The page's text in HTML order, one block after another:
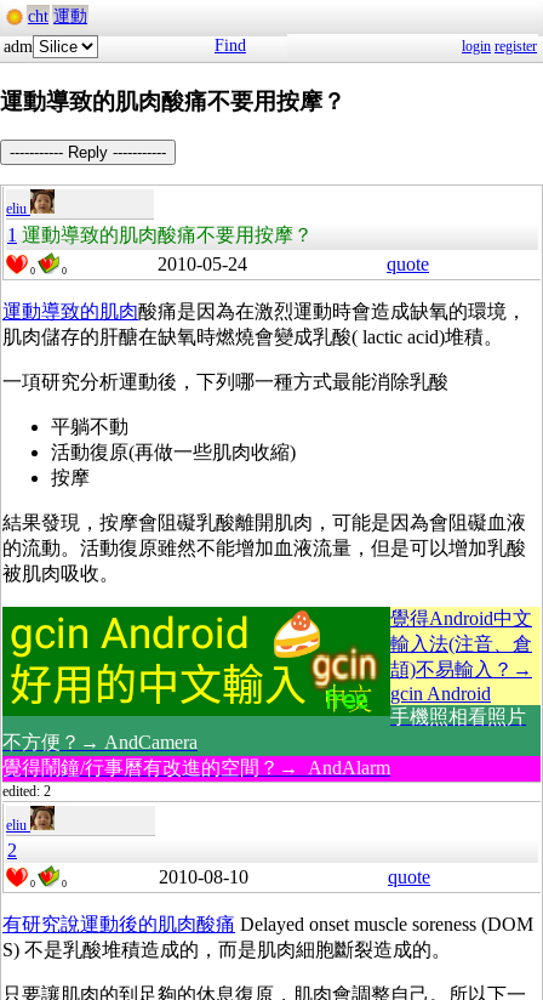
cht 運動
adm
Find login register
運動導致的肌肉酸痛不要用按摩？
----------- Reply -----------
eliu
1 運動導致的肌肉酸痛不要用按摩？
0 0 2010-05-24 quote
運動導致的肌肉酸痛是因為在激烈運動時會造成缺氧的環境，
肌肉儲存的肝醣在缺氧時燃燒會變成乳酸( lactic acid)堆積。
一項研究分析運動後，下列哪一種方式最能消除乳酸
平躺不動
活動復原(再做一些肌肉收縮)
按摩
結果發現，按摩會阻礙乳酸離開肌肉，可能是因為會阻礙血液
的流動。活動復原雖然不能增加血液流量，但是可以增加乳酸
被肌肉吸收。
覺得Android中文
輸入法(注音、倉
頡)不易輸入？→
gcin Android
手機照相看照片
不方便？→ AndCamera
覺得鬧鐘/行事曆有改進的空間？→ AndAlarm
edited: 2
eliu
2
0 0 2010-08-10 quote
有研究說運動後的肌肉酸痛 Delayed onset muscle soreness (DOM
S) 不是乳酸堆積造成的，而是肌肉細胞斷裂造成的。
只要讓肌肉的到足夠的休息復原，肌肉會調整自己。所以下一